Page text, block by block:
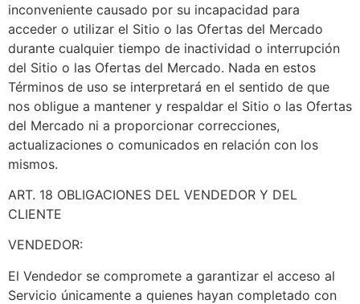
inconveniente causado por su incapacidad para
acceder o utilizar el Sitio o las Ofertas del Mercado
durante cualquier tiempo de inactividad o interrupción
del Sitio o las Ofertas del Mercado. Nada en estos
Términos de uso se interpretará en el sentido de que
nos obligue a mantener y respaldar el Sitio o las Ofertas
del Mercado ni a proporcionar correcciones,
actualizaciones o comunicados en relación con los
mismos.
ART. 18 OBLIGACIONES DEL VENDEDOR Y DEL
CLIENTE
VENDEDOR:
El Vendedor se compromete a garantizar el acceso al
Servicio únicamente a quienes hayan completado con